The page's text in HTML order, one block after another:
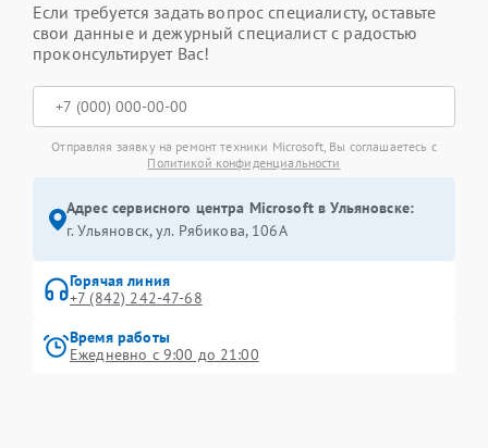
Если требуется задать вопрос специалисту, оставьте
свои данные и дежурный специалист с радостью
проконсультирует Вас!
Отправляя заявку на ремонт техники Microsoft, Вы соглашаетесь с
Политикой конфиденциальности
Адрес сервисного центра Microsoft в Ульяновске:
г. Ульяновск, ул. Рябикова, 106А
Горячая линия
+7 (842) 242-47-68
Время работы
Ежедневно с 9:00 до 21:00